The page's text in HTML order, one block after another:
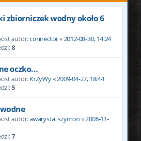
zbiorniczek wodny około 6
autor:connector« 2012-08-30, 14:24
8
oczko...
autor: KrZyWy«2009-04-27, 18:44
5
autor:awarysta_szymon «2006-11-
7